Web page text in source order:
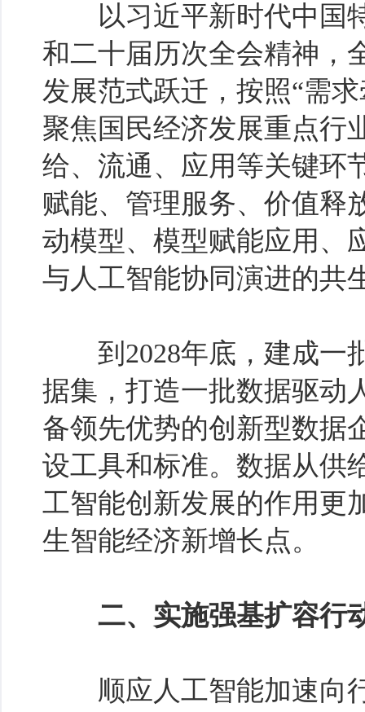
以习近平新时代中国特
和二十届历次全会精神，
发展范式跃迁，按照“需
聚焦国民经济发展重点行
给、流通、应用等关键环
赋能、管理服务、价值释
动模型、模型赋能应用、
与人工智能协同演进的共
到2028年底，建成一批
据集，打造一批数据驱动
备领先优势的创新型数据
设工具和标准。数据从供
工智能创新发展的作用更
生智能经济新增长点。
二、实施强基扩容行
顺应人工智能加速向行